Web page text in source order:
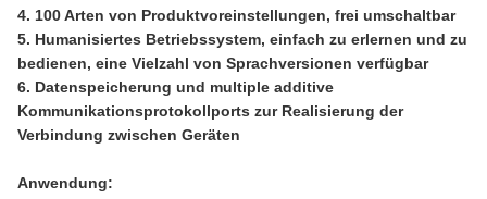
4. 100 Arten von Produktvoreinstellungen, frei umschaltbar
5. Humanisiertes Betriebssystem, einfach zu erlernen und zu
bedienen, eine Vielzahl von Sprachversionen verfügbar
6. Datenspeicherung und multiple additive
Kommunikationsprotokollports zur Realisierung der
Verbindung zwischen Geräten
Anwendung: